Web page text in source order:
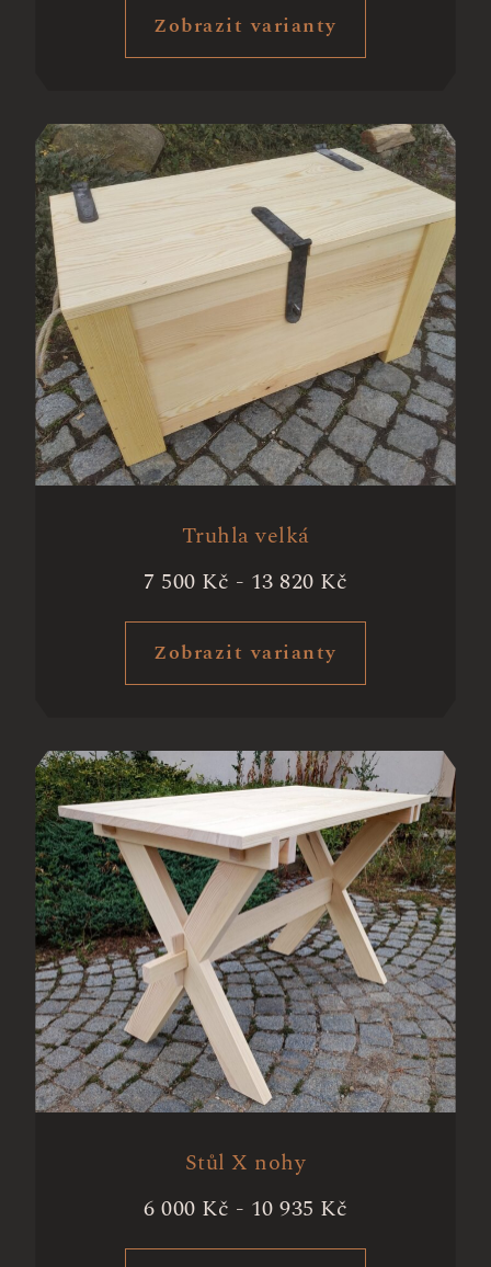
Zobrazit varianty
Truhla velká
7 500 Kč - 13 820 Kč
Zobrazit varianty
Stůl X nohy
6 000 Kč - 10 935 Kč